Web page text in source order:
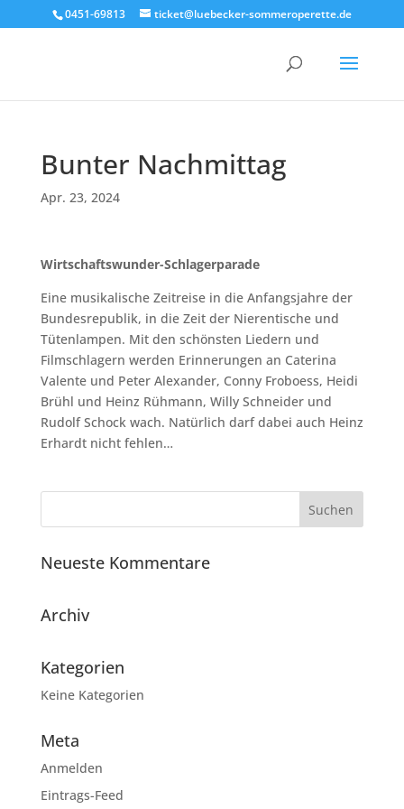
0451-69813 ticket@luebecker-sommeroperette.de
Bunter Nachmittag
Apr. 23, 2024
Wirtschaftswunder-Schlagerparade
Eine musikalische Zeitreise in die Anfangsjahre der
Bundesrepublik, in die Zeit der Nierentische und
Tütenlampen. Mit den schönsten Liedern und
Filmschlagern werden Erinnerungen an Caterina
Valente und Peter Alexander, Conny Froboess, Heidi
Brühl und Heinz Rühmann, Willy Schneider und
Rudolf Schock wach. Natürlich darf dabei auch Heinz
Erhardt nicht fehlen…
Neueste Kommentare
Archiv
Kategorien
Keine Kategorien
Meta
Anmelden
Eintrags-Feed